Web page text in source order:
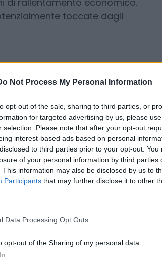
Not Process My Personal Information
opt-out of the sale, sharing to third parties, or
for targeted advertising by us, please
selection. Please note that after your opt-out
interest-based ads based on personal
to third parties prior to your opt-out.
of your personal information by third parties
This information may also be disclosed by us to
Participants that may further disclose it to other
Data Processing Opt Outs
opt-out of the Sharing of my personal data.
, meritano attenzione
beni di lusso e materie
dal rialzo dei tassi,
toccate dagli
iniziativa di Enrico Mattei. È
approdando poi a Piazza
Ftse Mib. Opera in una
In attesa del
il 25 febbraio, il titolo
intorno ai 18 euro, in crescita
I giudizi degli analisti sono
23 gennaio Intesa Sanpaolo
alzando però il target
Equita Sim aveva ribadito il